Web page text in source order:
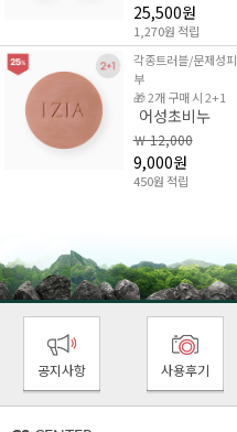
25,500원
1,270원 적립
각종트러블/문제성피
부
🎁 2개 구매 시 2+1
어성초비누
￦ 12,000
9,000원
450원 적립
공지사항 사용후기